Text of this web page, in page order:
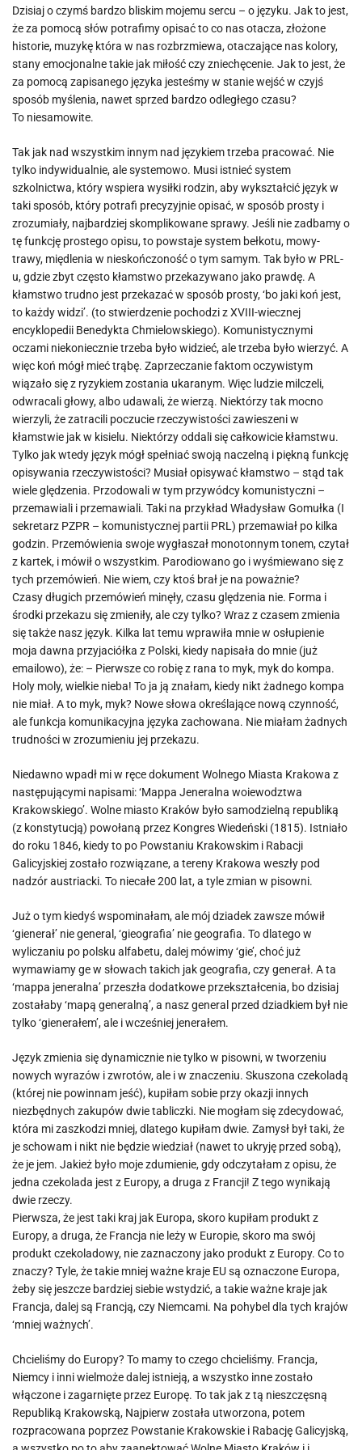
Dzisiaj o czymś bardzo bliskim mojemu sercu – o języku. Jak to jest,
że za pomocą słów potrafimy opisać to co nas otacza, złożone
historie, muzykę która w nas rozbrzmiewa, otaczające nas kolory,
stany emocjonalne takie jak miłość czy zniechęcenie. Jak to jest, że
za pomocą zapisanego języka jesteśmy w stanie wejść w czyjś
sposób myślenia, nawet sprzed bardzo odległego czasu?
To niesamowite.
Tak jak nad wszystkim innym nad językiem trzeba pracować. Nie
tylko indywidualnie, ale systemowo. Musi istnieć system
szkolnictwa, który wspiera wysiłki rodzin, aby wykształcić język w
taki sposób, który potrafi precyzyjnie opisać, w sposób prosty i
zrozumiały, najbardziej skomplikowane sprawy. Jeśli nie zadbamy o
tę funkcję prostego opisu, to powstaje system bełkotu, mowy-
trawy, międlenia w nieskończoność o tym samym. Tak było w PRL-
u, gdzie zbyt często kłamstwo przekazywano jako prawdę. A
kłamstwo trudno jest przekazać w sposób prosty, ‘bo jaki koń jest,
to każdy widzi’. (to stwierdzenie pochodzi z XVIII-wiecznej
encyklopedii Benedykta Chmielowskiego). Komunistycznymi
oczami niekoniecznie trzeba było widzieć, ale trzeba było wierzyć. A
więc koń mógł mieć trąbę. Zaprzeczanie faktom oczywistym
wiązało się z ryzykiem zostania ukaranym. Więc ludzie milczeli,
odwracali głowy, albo udawali, że wierzą. Niektórzy tak mocno
wierzyli, że zatracili poczucie rzeczywistości zawieszeni w
kłamstwie jak w kisielu. Niektórzy oddali się całkowicie kłamstwu.
Tylko jak wtedy język mógł spełniać swoją naczelną i piękną funkcję
opisywania rzeczywistości? Musiał opisywać kłamstwo – stąd tak
wiele ględzenia. Przodowali w tym przywódcy komunistyczni –
przemawiali i przemawiali. Taki na przykład Władysław Gomułka (I
sekretarz PZPR – komunistycznej partii PRL) przemawiał po kilka
godzin. Przemówienia swoje wygłaszał monotonnym tonem, czytał
z kartek, i mówił o wszystkim. Parodiowano go i wyśmiewano się z
tych przemówień. Nie wiem, czy ktoś brał je na poważnie?
Czasy długich przemówień minęły, czasu ględzenia nie. Forma i
środki przekazu się zmieniły, ale czy tylko? Wraz z czasem zmienia
się także nasz język. Kilka lat temu wprawiła mnie w osłupienie
moja dawna przyjaciółka z Polski, kiedy napisała do mnie (już
emailowo), że: – Pierwsze co robię z rana to myk, myk do kompa.
Holy moly, wielkie nieba! To ja ją znałam, kiedy nikt żadnego kompa
nie miał. A to myk, myk? Nowe słowa określające nową czynność,
ale funkcja komunikacyjna języka zachowana. Nie miałam żadnych
trudności w zrozumieniu jej przekazu.
Niedawno wpadł mi w ręce dokument Wolnego Miasta Krakowa z
następującymi napisami: ‘Mappa Jeneralna woiewodztwa
Krakowskiego’. Wolne miasto Kraków było samodzielną republiką
(z konstytucją) powołaną przez Kongres Wiedeński (1815). Istniało
do roku 1846, kiedy to po Powstaniu Krakowskim i Rabacji
Galicyjskiej zostało rozwiązane, a tereny Krakowa weszły pod
nadzór austriacki. To niecałe 200 lat, a tyle zmian w pisowni.
Już o tym kiedyś wspominałam, ale mój dziadek zawsze mówił
‘gienerał’ nie general, ‘gieografia’ nie geografia. To dlatego w
wyliczaniu po polsku alfabetu, dalej mówimy ‘gie’, choć już
wymawiamy ge w słowach takich jak geografia, czy generał. A ta
‘mappa jeneralna’ przeszła dodatkowe przekształcenia, bo dzisiaj
zostałaby ‘mapą generalną’, a nasz general przed dziadkiem był nie
tylko ‘gienerałem’, ale i wcześniej jenerałem.
Język zmienia się dynamicznie nie tylko w pisowni, w tworzeniu
nowych wyrazów i zwrotów, ale i w znaczeniu. Skuszona czekoladą
(której nie powinnam jeść), kupiłam sobie przy okazji innych
niezbędnych zakupów dwie tabliczki. Nie mogłam się zdecydować,
która mi zaszkodzi mniej, dlatego kupiłam dwie. Zamysł był taki, że
je schowam i nikt nie będzie wiedział (nawet to ukryję przed sobą),
że je jem. Jakież było moje zdumienie, gdy odczytałam z opisu, że
jedna czekolada jest z Europy, a druga z Francji! Z tego wynikają
dwie rzeczy.
Pierwsza, że jest taki kraj jak Europa, skoro kupiłam produkt z
Europy, a druga, że Francja nie leży w Europie, skoro ma swój
produkt czekoladowy, nie zaznaczony jako produkt z Europy. Co to
znaczy? Tyle, że takie mniej ważne kraje EU są oznaczone Europa,
żeby się jeszcze bardziej siebie wstydzić, a takie ważne kraje jak
Francja, dalej są Francją, czy Niemcami. Na pohybel dla tych krajów
‘mniej ważnych’.
Chcieliśmy do Europy? To mamy to czego chcieliśmy. Francja,
Niemcy i inni wielmoże dalej istnieją, a wszystko inne zostało
włączone i zagarnięte przez Europę. To tak jak z tą nieszczęsną
Republiką Krakowską, Najpierw została utworzona, potem
rozpracowana poprzez Powstanie Krakowskie i Rabację Galicyjską,